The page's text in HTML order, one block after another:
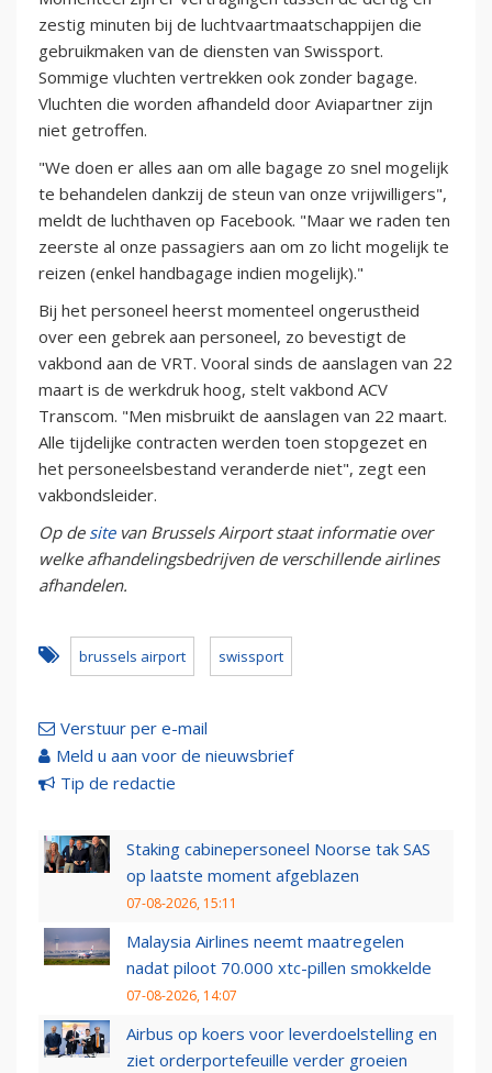
zestig minuten bij de luchtvaartmaatschappijen die
gebruikmaken van de diensten van Swissport.
Sommige vluchten vertrekken ook zonder bagage.
Vluchten die worden afhandeld door Aviapartner zijn
niet getroffen.
"We doen er alles aan om alle bagage zo snel mogelijk
te behandelen dankzij de steun van onze vrijwilligers",
meldt de luchthaven op Facebook. "Maar we raden ten
zeerste al onze passagiers aan om zo licht mogelijk te
reizen (enkel handbagage indien mogelijk)."
Bij het personeel heerst momenteel ongerustheid
over een gebrek aan personeel, zo bevestigt de
vakbond aan de VRT. Vooral sinds de aanslagen van 22
maart is de werkdruk hoog, stelt vakbond ACV
Transcom. "Men misbruikt de aanslagen van 22 maart.
Alle tijdelijke contracten werden toen stopgezet en
het personeelsbestand veranderde niet", zegt een
vakbondsleider.
Op de sitevan Brussels Airport staat informatie over
welke afhandelingsbedrijven de verschillende airlines
afhandelen.
brussels airport swissport
Verstuur per e-mail
Meld u aan voor de nieuwsbrief
Tip de redactie
Staking cabinepersoneel Noorse tak SAS
op laatste moment afgeblazen
07-08-2026, 15:11
Malaysia Airlines neemt maatregelen
nadat piloot 70.000 xtc-pillen smokkelde
07-08-2026, 14:07
Airbus op koers voor leverdoelstelling en
ziet orderportefeuille verder groeien